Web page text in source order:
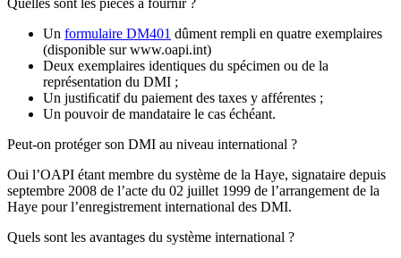
Un formulaire DM401 dûment rempli en quatre exemplaires
(disponible sur www.oapi.int)
Deux exemplaires identiques du spécimen ou de la
représentation du DMI ;
Un justiﬁcatif du paiement des taxes y afférentes ;
Un pouvoir de mandataire le cas échéant.
Peut-on protéger son DMI au niveau international ?
Oui l’OAPI étant membre du système de la Haye, signataire depuis
septembre 2008 de l’acte du 02 juillet 1999 de l’arrangement de la
Haye pour l’enregistrement international des DMI.
Quels sont les avantages du système international ?